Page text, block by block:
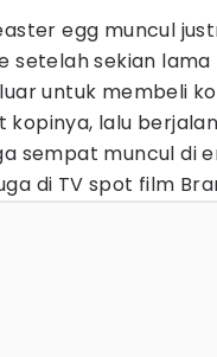
egg muncul
setelah sekian
untuk membeli
kopinya, lalu
sempat muncul di
di TV spot film